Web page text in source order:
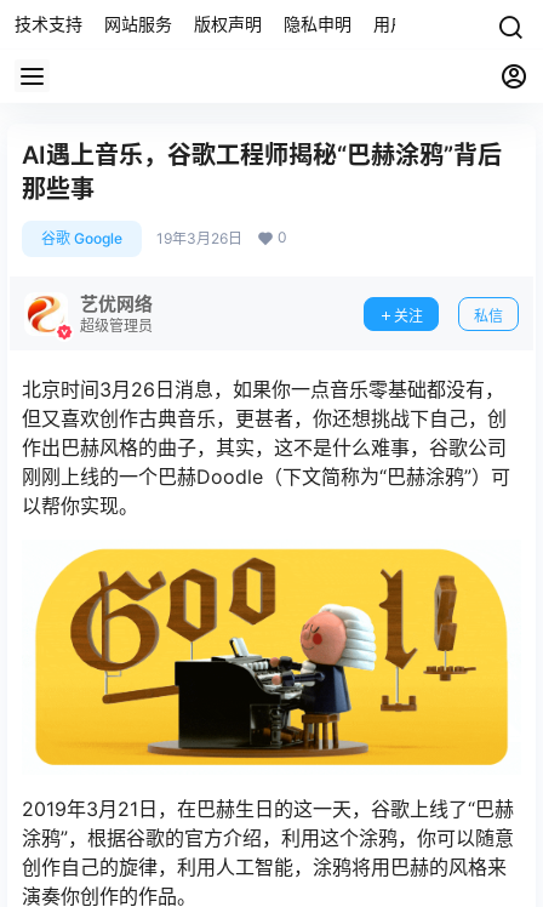
技术支持 网站服务 版权声明 隐私申明 用户协议 联系我们
AI遇上音乐，谷歌工程师揭秘“巴赫涂鸦”背后
那些事
谷歌 Google 19年3月26日 0
艺优网络
超级管理员
关注 私信
北京时间3月26日消息，如果你一点音乐零基础都没有，
但又喜欢创作古典音乐，更甚者，你还想挑战下自己，创
作出巴赫风格的曲子，其实，这不是什么难事，谷歌公司
刚刚上线的一个巴赫Doodle（下文简称为“巴赫涂鸦”）可
以帮你实现。
2019年3月21日，在巴赫生日的这一天，谷歌上线了“巴赫
涂鸦”，根据谷歌的官方介绍，利用这个涂鸦，你可以随意
创作自己的旋律，利用人工智能，涂鸦将用巴赫的风格来
演奏你创作的作品。